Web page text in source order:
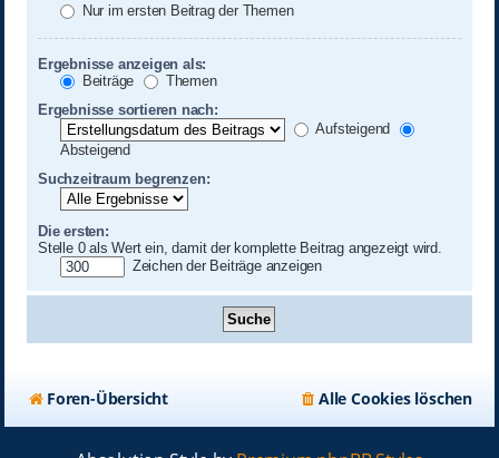
Nur im ersten Beitrag der Themen
Ergebnisse anzeigen als:
Beiträge
Themen
Ergebnisse sortieren nach:
Aufsteigend
Absteigend
Suchzeitraum begrenzen:
Die ersten:
Stelle 0 als Wert ein, damit der komplette Beitrag angezeigt wird.
Zeichen der Beiträge anzeigen
Foren-Übersicht Alle Cookies löschen